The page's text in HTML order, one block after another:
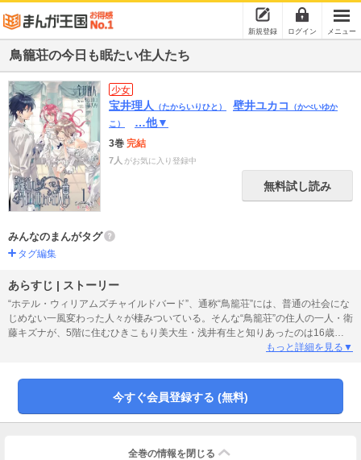
新規登録 ログイン メニュー
鳥籠荘の今日も眠たい住人たち
少女
宝井理人 （たからいりひと） 壁井ユカコ
（かべいゆか
こ）
…他▼
3巻 完結
7人 がお気に入り登録中
無料試し読み
みんなのまんがタグ
タグ編集
あらすじ | ストーリー
“ホテル・ウィリアムズチャイルドバード”、通称“鳥籠荘”には、普通の社会にな
じめない一風変わった人々が棲みついている。そんな“鳥籠荘”の住人の一人・衛
藤キズナが、5階に住むひきこもり美大生・浅井有生と知りあったのは16歳の
冬。そして、誘われたバイトは、絵のヌードモデル。やってみることにしたキ
もっと詳細を見る▼
今すぐ会員登録する (無料)
全巻の情報を 閉じる